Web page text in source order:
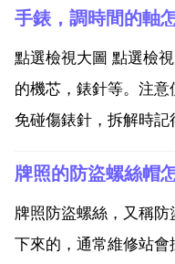
了舊房，那個磚脆的不
的就算了吧 農村的老
沒人收，...
手錶，調時間的軸
點選檢視大圖 點選檢
的機芯，錶針等。注
免碰傷錶針，拆解時記
表後蓋超上放好。2.之
卸下來。3.之後使用
牌照的防盜螺絲帽
牌照防盜螺絲，又稱
下來的，通常維修站會